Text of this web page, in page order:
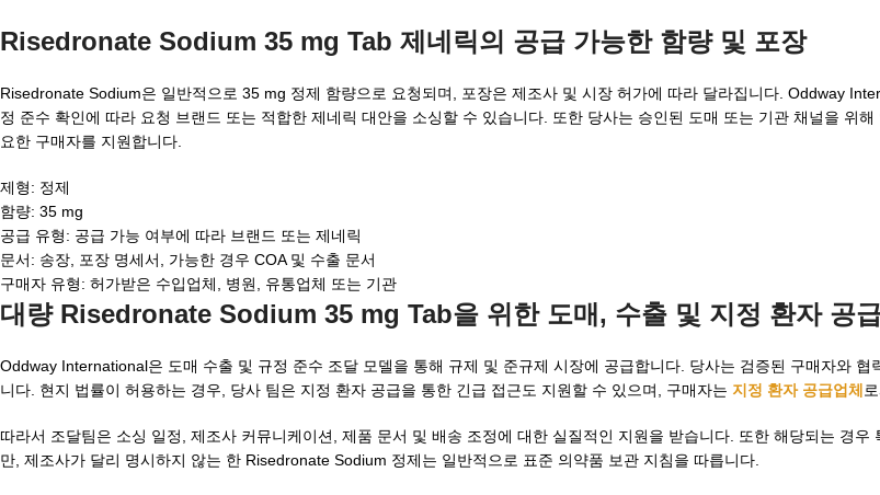
Risedronate Sodium 35 mg Tab 제네릭의 공급 가능한 함량 및 포장
Risedronate Sodium은 일반적으로 35 mg 정제 함량으로 요청되며, 포장은 제조사 및 시장 허가에 따라 달라집니다. Oddway
정 준수 확인에 따라 요청 브랜드 또는 적합한 제네릭 대안을 소싱할 수 있습니다. 또한 당사는 승인된 도매 또는 기관 채널을 위해
요한 구매자를 지원합니다.
제형: 정제
함량: 35 mg
공급 유형: 공급 가능 여부에 따라 브랜드 또는 제네릭
문서: 송장, 포장 명세서, 가능한 경우 COA 및 수출 문서
구매자 유형: 허가받은 수입업체, 병원, 유통업체 또는 기관
대량 Risedronate Sodium 35 mg Tab을 위한 도매, 수출 및 지정 환자 공
Oddway International은 도매 수출 및 규정 준수 조달 모델을 통해 규제 및 준규제 시장에 공급합니다. 당사는 검증된 구매자와 협
니다. 현지 법률이 허용하는 경우, 당사 팀은 지정 환자 공급을 통한 긴급 접근도 지원할 수 있으며, 구매자는 지정 환자 공급업체
따라서 조달팀은 소싱 일정, 제조사 커뮤니케이션, 제품 문서 및 배송 조정에 대한 실질적인 지원을 받습니다. 또한 해당되는 경우
만, 제조사가 달리 명시하지 않는 한 Risedronate Sodium 정제는 일반적으로 표준 의약품 보관 지침을 따릅니다.